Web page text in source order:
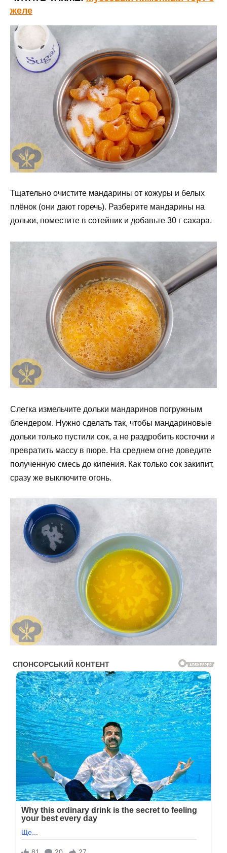
желе
Тщательно очистите мандарины от кожуры и белых
плёнок (они дают горечь). Разберите мандарины на
дольки, поместите в сотейник и добавьте 30 г сахара.
Слегка измельчите дольки мандаринов погружным
блендером. Нужно сделать так, чтобы мандариновые
дольки только пустили сок, а не раздробить косточки и
превратить массу в пюре. На среднем огне доведите
полученную смесь до кипения. Как только сок закипит,
сразу же выключите огонь.